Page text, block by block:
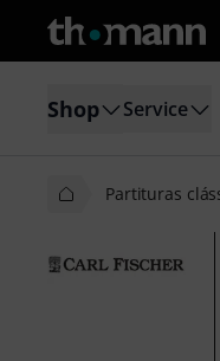
Shop Service
Partituras